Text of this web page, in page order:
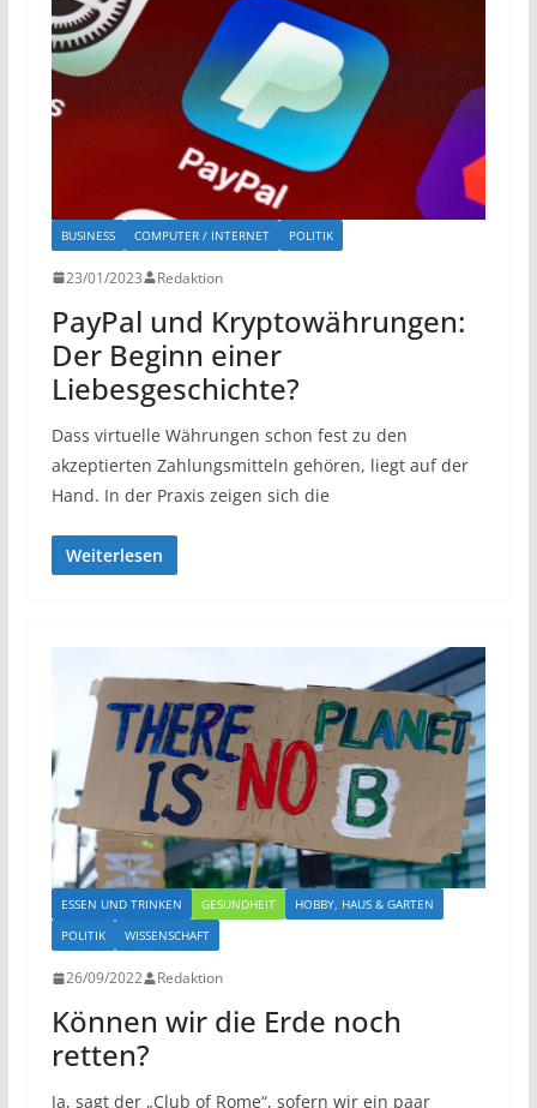
BUSINESS COMPUTER / INTERNET POLITIK
23/01/2023 Redaktion
PayPal und Kryptowährungen:
Der Beginn einer
Liebesgeschichte?
Dass virtuelle Währungen schon fest zu den
akzeptierten Zahlungsmitteln gehören, liegt auf der
Hand. In der Praxis zeigen sich die
Weiterlesen
ESSEN UND TRINKEN GESUNDHEIT
HOBBY, HAUS & GARTEN
POLITIK
WISSENSCHAFT
26/09/2022 Redaktion
Können wir die Erde noch
retten?
Ja, sagt der „Club of Rome“, sofern wir ein paar